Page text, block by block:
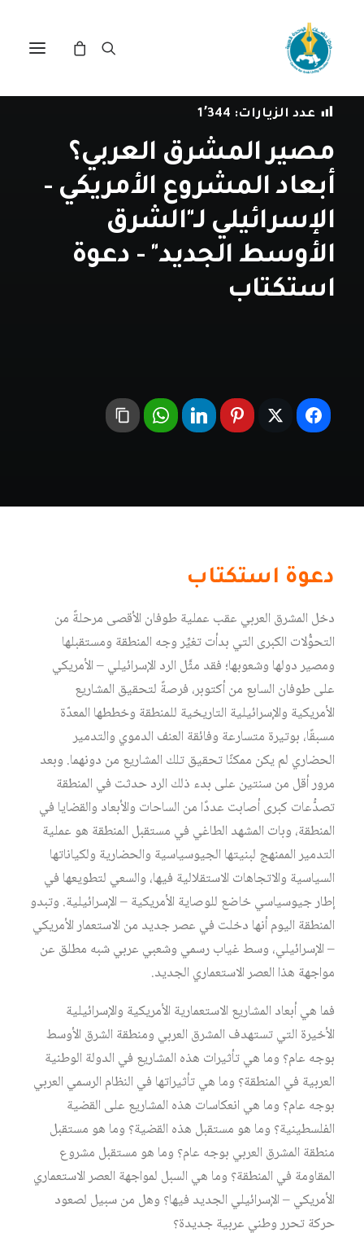
فيأخبار المركز
عدد الزيارات: 1٬344
مصير المشرق العربي؟
أبعاد المشروع الأمريكي -
الإسرائيلي لـ"الشرق
الأوسط الجديد" - دعوة
استكتاب
دعوة استكتاب
دخل المشرق العربي عقب عملية طوفان الأقصى مرحلةً من
التحوُّلات الكبرى التي بدأت تغيِّر وجه المنطقة ومستقبلها
ومصير دولها وشعوبها؛ فقد مثَّل الرد الإسرائيلي – الأمريكي
على طوفان السابع من أكتوبر، فرصةً لتحقيق المشاريع
الأمريكية والإسرائيلية التاريخية للمنطقة وخططها المعدّة
مسبقًا، بوتيرة متسارعة وفائقة العنف الدموي والتدمير
الحضاري لم يكن ممكنًا تحقيق تلك المشاريع من دونهما. وبعد
مرور أقل من سنتين على بدء ذلك الرد حدثت في المنطقة
تصدُّعات كبرى أصابت عددًا من الساحات والأبعاد والقضايا في
المنطقة، وبات المشهد الطاغي في مستقبل المنطقة هو عملية
التدمير الممنهج لبنيتها الجيوسياسية والحضارية ولكياناتها
السياسية والاتجاهات الاستقلالية فيها، والسعي لتطويعها في
إطار جيوسياسي خاضع للوصاية الأمريكية – الإسرائيلية. وتبدو
المنطقة اليوم أنها دخلت في عصر جديد من الاستعمار الأمريكي
– الإسرائيلي، وسط غياب رسمي وشعبي عربي شبه مطلق عن
مواجهة هذا العصر الاستعماري الجديد.
فما هي أبعاد المشاريع الاستعمارية الأمريكية والإسرائيلية
الأخيرة التي تستهدف المشرق العربي ومنطقة الشرق الأوسط
بوجه عام؟ وما هي تأثيرات هذه المشاريع في الدولة الوطنية
العربية في المنطقة؟ وما هي تأثيراتها في النظام الرسمي العربي
بوجه عام؟ وما هي انعكاسات هذه المشاريع على القضية
الفلسطينية؟ وما هو مستقبل هذه القضية؟ وما هو مستقبل
منطقة المشرق العربي بوجه عام؟ وما هو مستقبل مشروع
المقاومة في المنطقة؟ وما هي السبل لمواجهة العصر الاستعماري
الأمريكي – الإسرائيلي الجديد فيها؟ وهل من سبيل لصعود
حركة تحرر وطني عربية جديدة؟